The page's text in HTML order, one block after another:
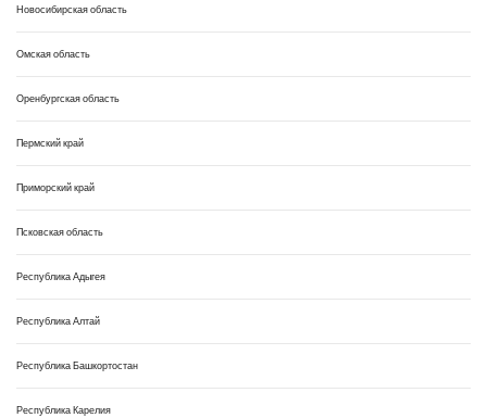
Новосибирская область
Омская область
Оренбургская область
Пермский край
Приморский край
Псковская область
Республика Адыгея
Республика Алтай
Республика Башкортостан
Республика Карелия